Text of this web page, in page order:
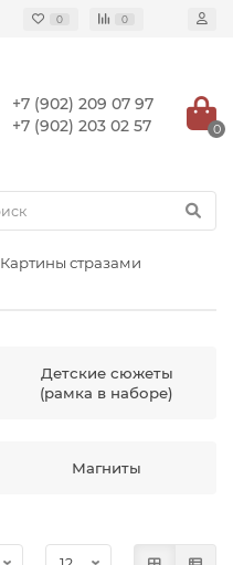
0 0
+7 (902) 209 07 97
+7 (902) 203 02 57
0
Картины стразами
Детские сюжеты
(рамка в наборе)
Магниты